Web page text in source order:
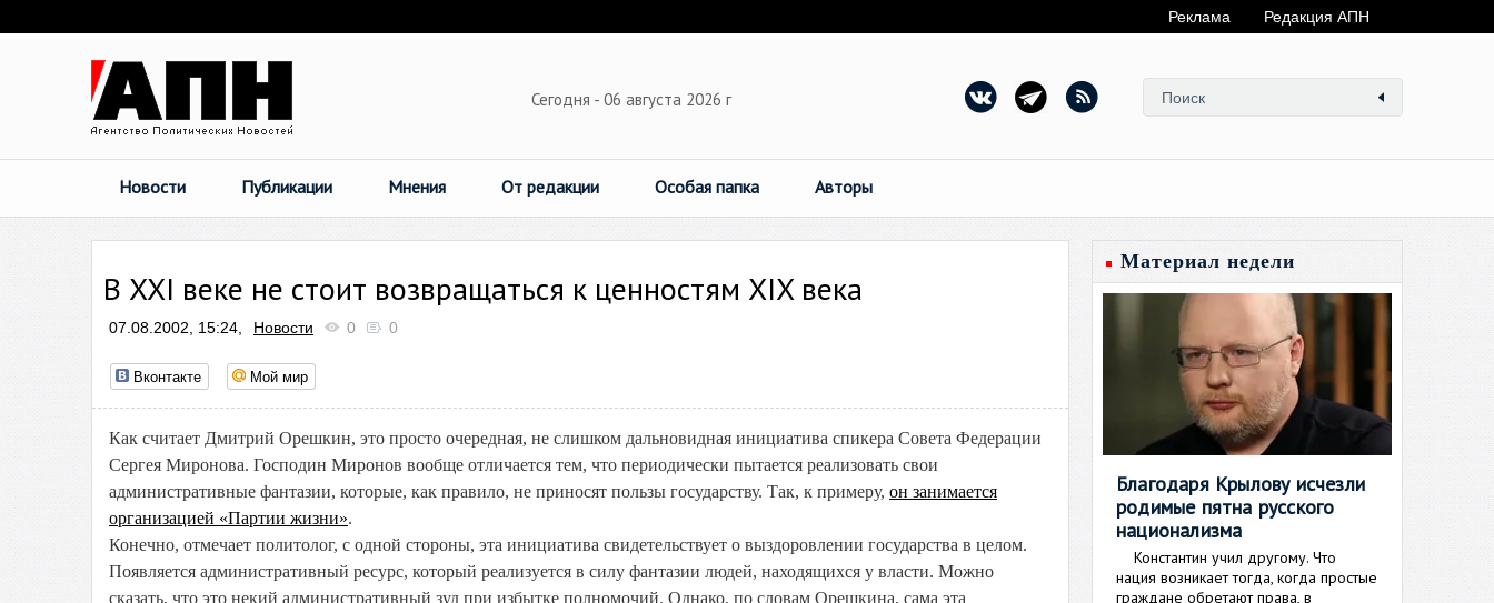
Реклама Редакция АПН
Сегодня - 06 августа 2026 г
Новости Публикации Мнения От редакции Особая папка Авторы
В XXI веке не стоит возвращаться к ценностям XIX века
07.08.2002, 15:24, Новости 0 0
Вконтакте Мой мир
Как считает Дмитрий Орешкин, это просто очередная, не слишком дальновидная инициатива спикера Совета Федерации
Сергея Миронова. Господин Миронов вообще отличается тем, что периодически пытается реализовать свои
административные фантазии, которые, как правило, не приносят пользы государству. Так, к примеру, он занимается
организацией «Партии жизни».
Конечно, отмечает политолог, с одной стороны, эта инициатива свидетельствует о выздоровлении государства в целом.
Появляется административный ресурс, который реализуется в силу фантазии людей, находящихся у власти. Можно
сказать, что это некий административный зуд при избытке полномочий. Однако, по словам Орешкина, сама эта
Материал недели
Благодаря Крылову исчезли
родимые пятна русского
национализма
Константин учил другому. Что
нация возникает тогда, когда простые
граждане обретают права, в